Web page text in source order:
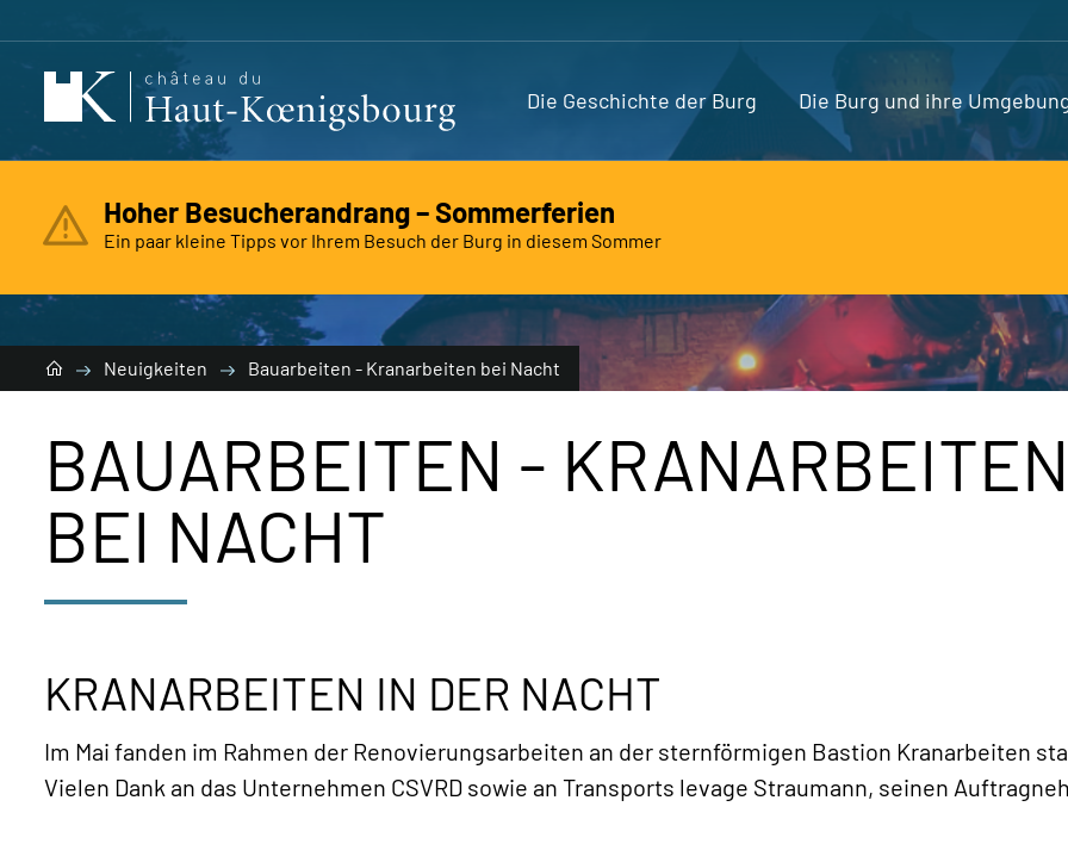
Die Geschichte der Burg Die Burg und ihre
SuchenSie?
Hoher Besucherandrang – Sommerferien
Ein paar kleine Tipps vor Ihrem Besuch der Burg in diesem Sommer
Neuigkeiten Bauarbeiten - Kranarbeiten bei Nacht
BAUARBEITEN -
BEI NACHT
KRANARBEITEN IN DER NACHT
Im Mai fanden im Rahmen der Renovierungsarbeiten an der sternförmigen Bastion Kranarbeiten
Vielen Dank an das Unternehmen CSVRD sowie an Transports levage Straumann, seinen